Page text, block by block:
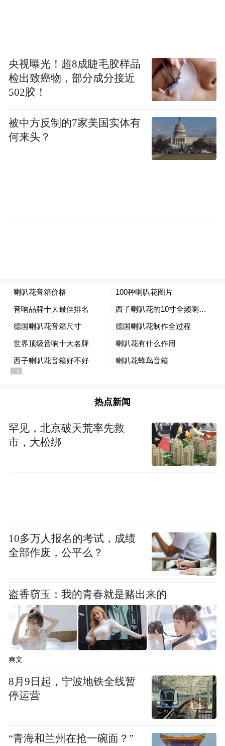
央视曝光！超8成睫毛胶样品
检出致癌物，部分成分接近
502胶！
被中方反制的7家美国实体有
何来头？
热点新闻
罕见，北京破天荒率先救
市，大松绑
10多万人报名的考试，成绩
全部作废，公平么？
盗香窃玉：我的青春就是赌出来的
爽文
8月9日起，宁波地铁全线暂
停运营
“青海和兰州在抢一碗面？”